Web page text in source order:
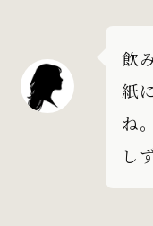
飲
紙
ね
し